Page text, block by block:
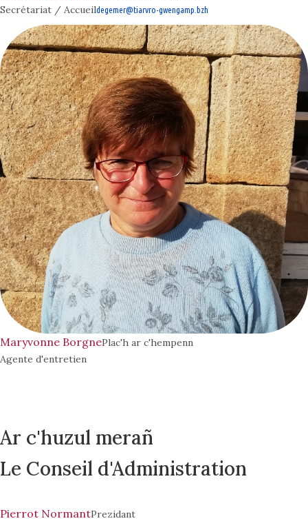
Secrétariat / Accueildegemer@tiarvro-gwengamp.bzh
Maryvonne BorgnePlac'h ar c'hempenn
Agente d'entretien
Ar c'huzul merañ
Le Conseil d'Administration
Pierrot NormantPrezidant